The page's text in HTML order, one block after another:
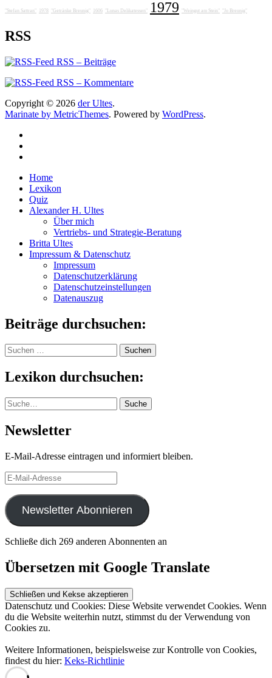
"Stefan Sattran" 1978 "Getränke Breunig" 1606 "Lunas Delikatessen" 1979 "Weingut am Stein" "Jo Breunig"
RSS
RSS – Beiträge
RSS – Kommentare
Copyright © 2026 der Ultes.
Marinate by MetricThemes. Powered by WordPress.
Home
Lexikon
Quiz
Alexander H. Ultes
Über mich
Vertriebs- und Strategie-Beratung
Britta Ultes
Impressum & Datenschutz
Impressum
Datenschutzerklärung
Datenschutzeinstellungen
Datenauszug
Beiträge durchsuchen:
Suchen
nach:
Lexikon durchsuchen:
Suche Suche
Newsletter
E-Mail-Adresse eintragen und informiert bleiben.
E-
Mail-
Adresse
Newsletter Abonnieren
Schließe dich 269 anderen Abonnenten an
Übersetzen mit Google Translate
Datenschutz und Cookies: Diese Website verwendet Cookies. Wenn
du die Website weiterhin nutzt, stimmst du der Verwendung von
Cookies zu.
Weitere Informationen, beispielsweise zur Kontrolle von Cookies,
findest du hier: Keks-Richtlinie